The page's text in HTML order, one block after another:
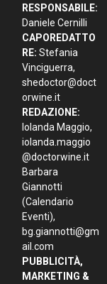
RESPONSABILE:
Daniele Cernilli
CAPOREDATTO
RE: Stefania
Vinciguerra,
shedoctor@doct
orwine.it
REDAZIONE:
Iolanda Maggio,
iolanda.maggio
@doctorwine.it
Barbara
Giannotti
(Calendario
Eventi),
bg.giannotti@gm
ail.com
PUBBLICITÀ,
MARKETING &